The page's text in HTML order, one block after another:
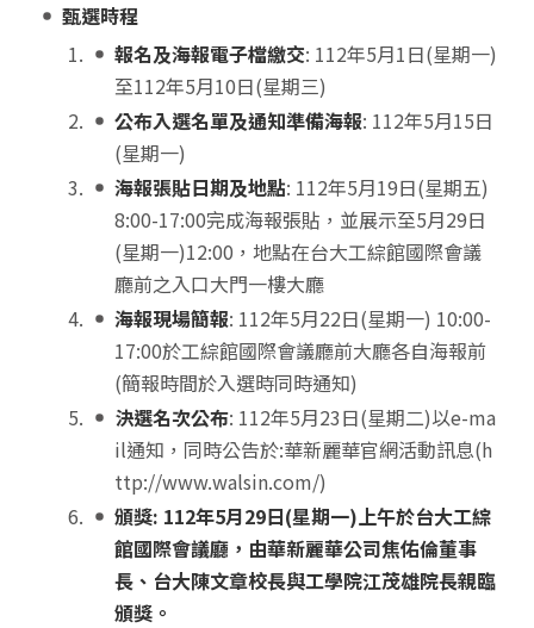
甄選時程
報名及海報電子檔繳交: 112年5月1日(星期一)
至112年5月10日(星期三)
公布入選名單及通知準備海報: 112年5月15日
(星期一)
海報張貼日期及地點: 112年5月19日(星期五)
8:00-17:00完成海報張貼，並展示至5月29日
(星期一)12:00，地點在台大工綜館國際會議
廳前之入口大門一樓大廳
海報現場簡報: 112年5月22日(星期一) 10:00-
17:00於工綜館國際會議廳前大廳各自海報前
(簡報時間於入選時同時通知)
決選名次公布: 112年5月23日(星期二)以e-ma
il通知，同時公告於:華新麗華官網活動訊息(h
ttp://www.walsin.com/)
頒獎: 112年5月29日(星期一)上午於台大工綜
館國際會議廳，由華新麗華公司焦佑倫董事
長、 台大陳文章校長與工學院江茂雄院長親臨
頒獎。